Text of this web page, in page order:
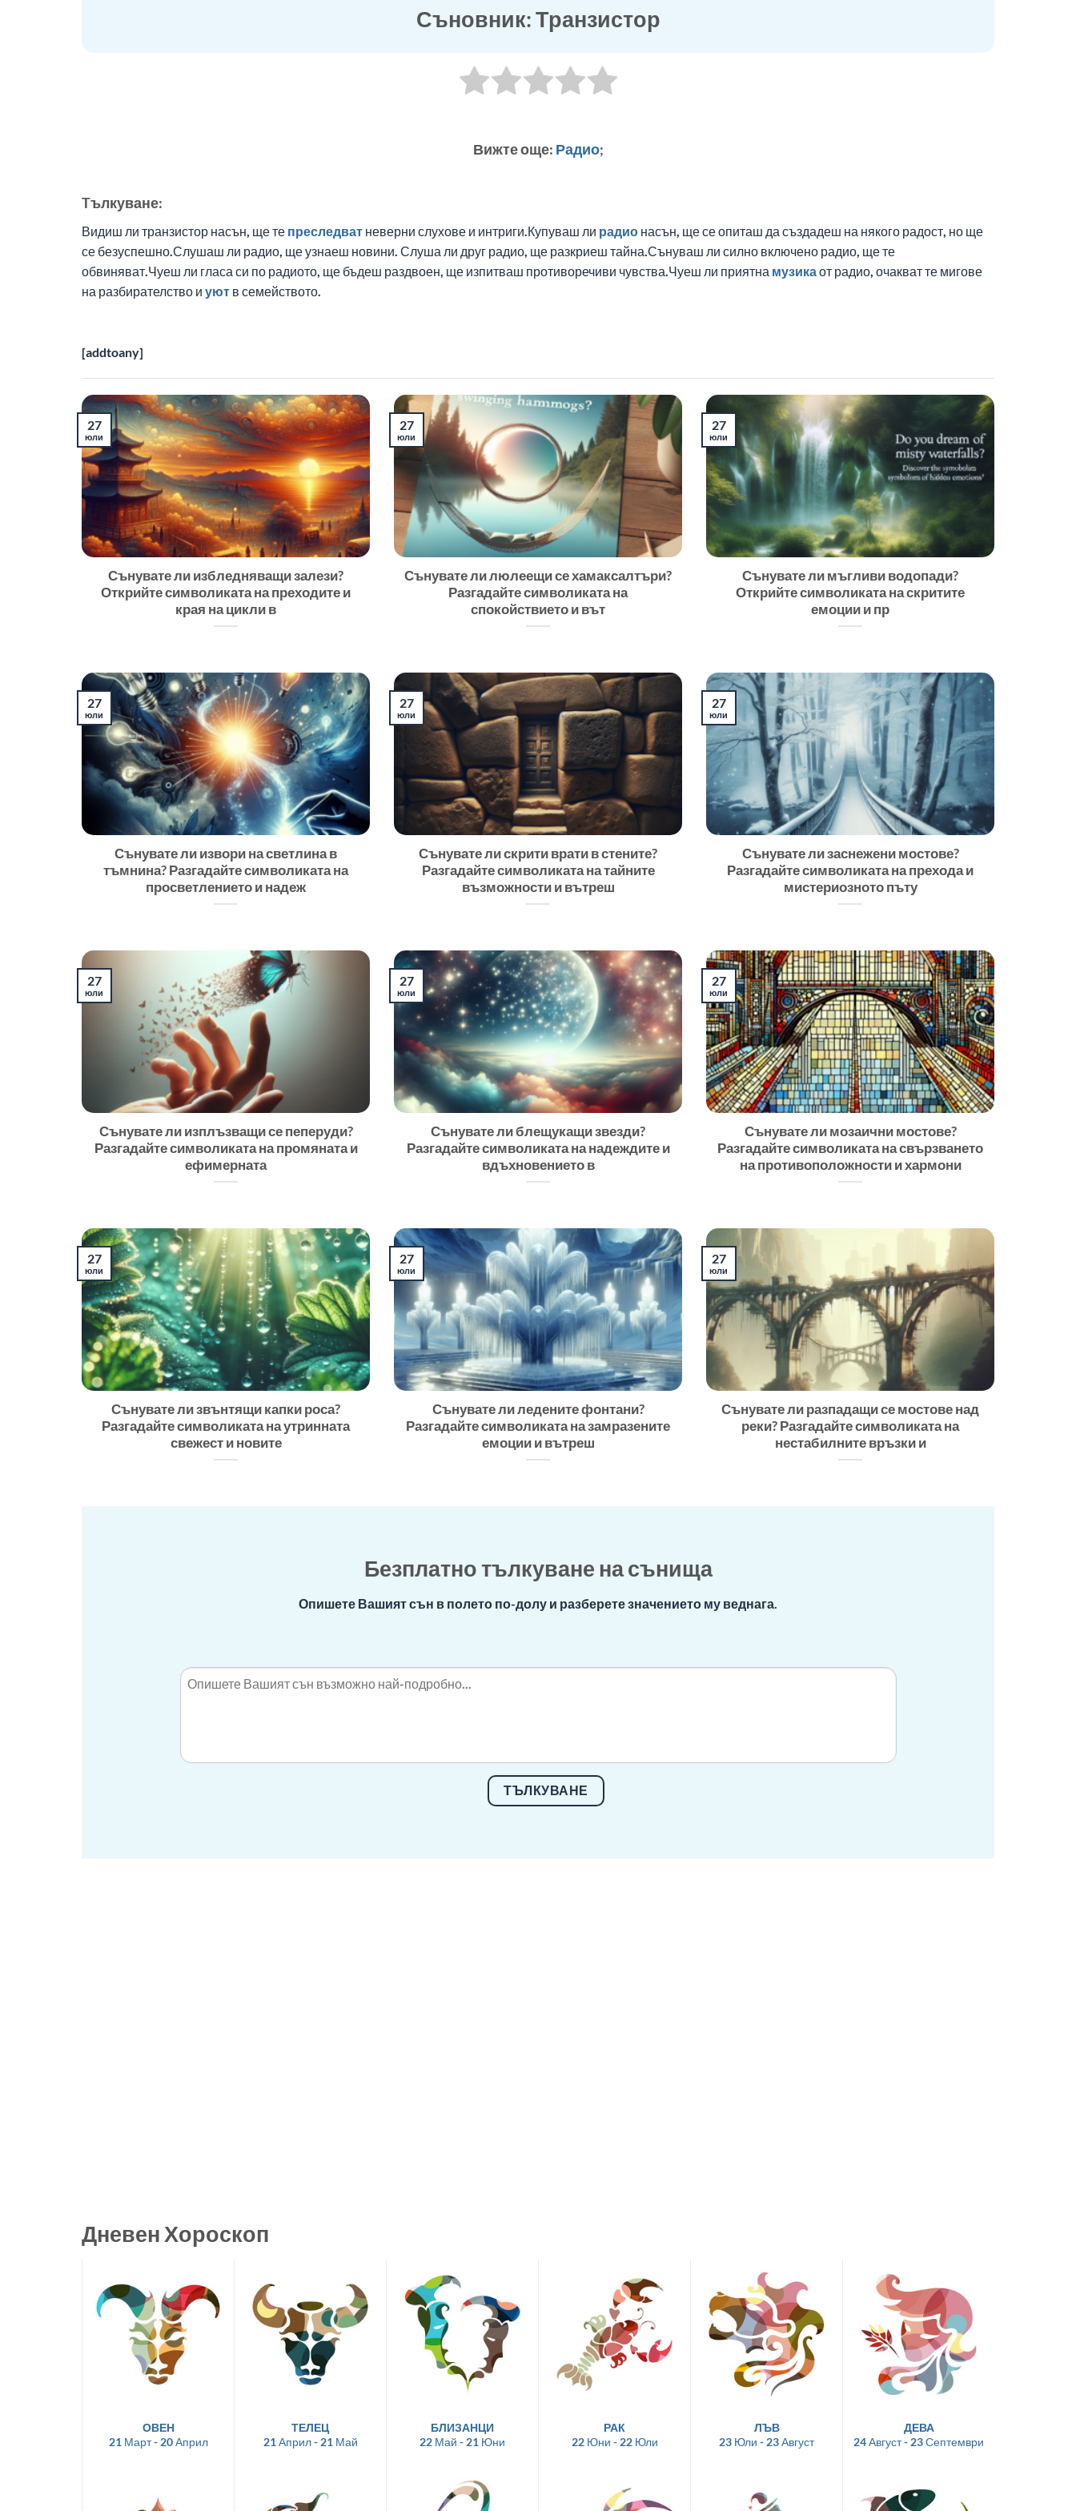
Съновник: Транзистор
Вижте още: Радио;
Tълкуване:
Видиш ли транзистор насън, ще те преследват неверни слухове и интриги.Купуваш ли радио насън, ще се опиташ да създадеш на някого радост, но ще
се безуспешно.Слушаш ли радио, ще узнаеш новини. Слуша ли друг радио, ще разкриеш тайна.Сънуваш ли силно включено радио, ще те
обвиняват.Чуеш ли гласа си по радиото, ще бъдеш раздвоен, ще изпитваш противоречиви чувства.Чуеш ли приятна музикаот радио, очакват те мигове
на разбирателство и уют в семейството.
[addtoany]
Сънувате ли избледняващи залези?
Открийте символиката на преходите и
края на цикли в
27
юли
Сънувате ли люлеещи се хамаксалтъри?
Разгадайте символиката на
спокойствието и вът
27
юли
Сънувате ли мъгливи водопади?
Открийте символиката на скритите
емоции и пр
27
юли
Сънувате ли извори на светлина в
тъмнина? Разгадайте символиката на
просветлението и надеж
27
юли
Сънувате ли скрити врати в стените?
Разгадайте символиката на тайните
възможности и вътреш
27
юли
Сънувате ли заснежени мостове?
Разгадайте символиката на прехода и
мистериозното пъту
27
юли
Сънувате ли изплъзващи се пеперуди?
Разгадайте символиката на промяната и
ефимерната
27
юли
Сънувате ли блещукащи звезди?
Разгадайте символиката на надеждите и
вдъхновението в
27
юли
Сънувате ли мозаични мостове?
Разгадайте символиката на свързването
на противоположности и хармони
27
юли
Сънувате ли звънтящи капки роса?
Разгадайте символиката на утринната
свежест и новите
27
юли
Сънувате ли ледените фонтани?
Разгадайте символиката на замразените
емоции и вътреш
27
юли
Сънувате ли разпадащи се мостове над
реки? Разгадайте символиката на
нестабилните връзки и
27
юли
Безплатно тълкуване на сънища
Опишете Вашият сън в полето по-долу и разберете значението му веднага.
ТЪЛКУВАНЕ
Дневен Хороскоп
ОВЕН
21 Март - 20 Април
ТЕЛЕЦ
21 Април - 21 Май
БЛИЗАНЦИ
22 Май - 21 Юни
РАК
22 Юни - 22 Юли
ЛЪВ
23 Юли - 23 Август
ДЕВА
24 Август - 23 Септември